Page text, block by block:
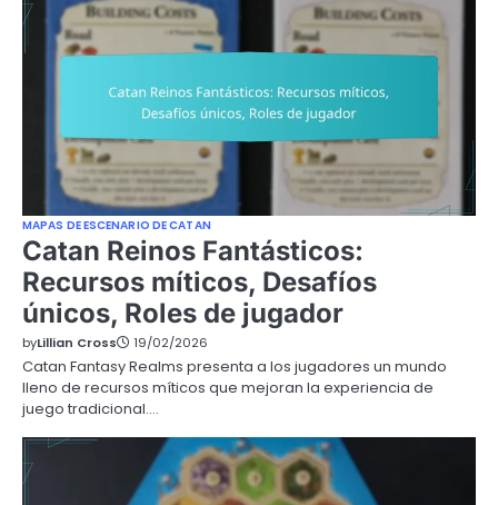
MAPAS DE ESCENARIO DE CATAN
Catan Reinos Fantásticos:
Recursos míticos, Desafíos
únicos, Roles de jugador
byLillian Cross 19/02/2026
Catan Fantasy Realms presenta a los jugadores un mundo
lleno de recursos míticos que mejoran la experiencia de
juego tradicional.…